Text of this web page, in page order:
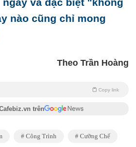
nào cũng chỉ mong
Theo Trần Hoàng
Copy link
trên
Công Trình Cưỡng Chế